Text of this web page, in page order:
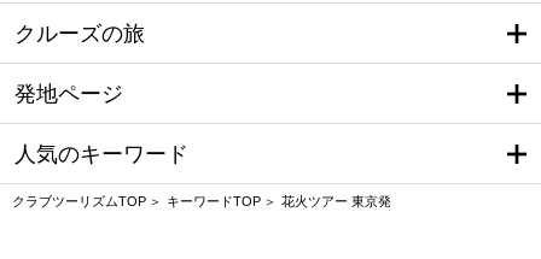
クルーズの旅
発地ページ
人気のキーワード
クラブツーリズムTOP キーワードTOP 花火ツアー 東京発